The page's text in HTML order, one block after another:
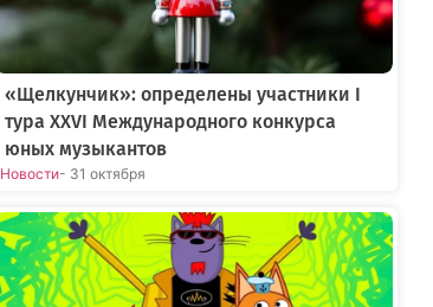
«Щелкунчик»: определены участники I
тура XXVI Международного конкурса
юных музыкантов
Новости- 31 октября